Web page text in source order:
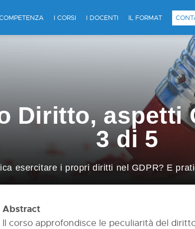
I CORSI I DOCENTI IL FORMAT
Diritto, aspetti
3 di 5
esercitare i propri diritti nel GDPR? E
Abstract
Il corso approfondisce le peculiarità del